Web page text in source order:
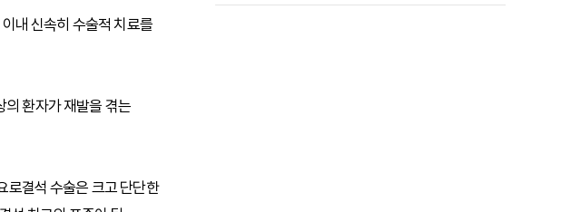
내 신속히 수술적 치료를
의 환자가 재발을 겪는
로결석 수술은 크고 단단한